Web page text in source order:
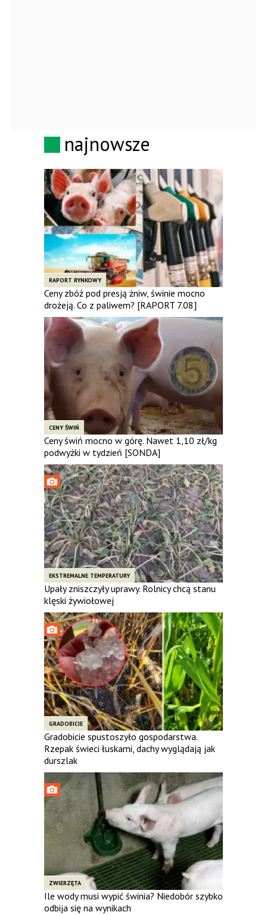
najnowsze
RAPORT RYNKOWY
Ceny zbóż pod presją żniw, świnie mocno
drożeją. Co z paliwem? [RAPORT 7.08]
CENY ŚWIŃ
Ceny świń mocno w górę. Nawet 1,10 zł/kg
podwyżki w tydzień [SONDA]
EKSTREMALNE TEMPERATURY
Upały zniszczyły uprawy. Rolnicy chcą stanu
klęski żywiołowej
GRADOBICIE
Gradobicie spustoszyło gospodarstwa.
Rzepak świeci łuskami, dachy wyglądają jak
durszlak
ZWIERZĘTA
Ile wody musi wypić świnia? Niedobór szybko
odbija się na wynikach